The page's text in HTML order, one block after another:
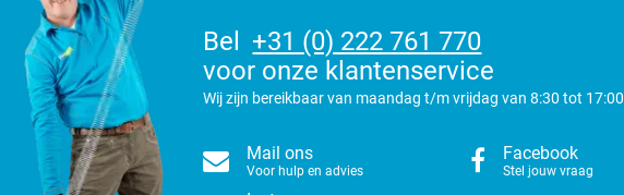
Bel
+31 (0) 222 761 770
voor onze klantenservice
Wij zijn bereikbaar van maandag t/m vrijdag van 8:30 tot 17:00
Mail ons
Voor hulp en advies
Facebook
Stel jouw vraag